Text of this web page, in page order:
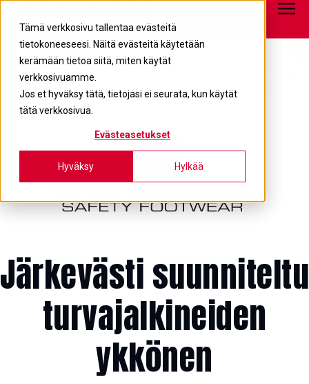
Tämä verkkosivu tallentaa evästeitä
tietokoneeseesi. Näitä evästeitä käytetään
kerämään tietoa siitä, miten käytät
verkkosivuamme.
Jos et hyväksy tätä, tietojasi ei seurata, kun käytät
tätä verkkosivua.
Evästeasetukset
Hyväksy Hylkää
05 680 7700
Järkevästi suunniteltu
turvajalkineiden
ykkönen